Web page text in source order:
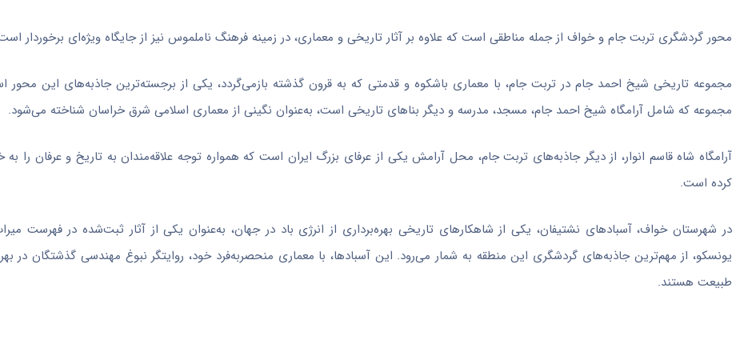
محور گردشگری تربت جام وخواف از جمله مناطقی است که علاوه بر آثار تاریخی و معماری، در زمینه فرهنگ ناملموس نیز از جایگاه ویژه‌ای برخوردار
مجموعه تاریخی شیخ احمد جام در تربت جام، با معماری باشکوه و قدمتی که به قرون گذشته بازمی‌گردد، یکی از برجسته‌ترین جاذبه‌های این محور
مجموعه که شامل آرامگاه شیخ احمد جام، مسجد، مدرسه و دیگر بناهای تاریخی است، به‌عنوان نگینی از معماری اسلامی شرق خراسان شناخته می‌شود.
آرامگاه شاه قاسم انوار، از دیگر جاذبه‌های تربت جام، محل آرامش یکی از عرفای بزرگ ایران است که همواره توجه علاقه‌مندان به تاریخ و عرفان را
کرده است.
در شهرستانخواف،آسبادهای نشتیفان، یکی از شاهکارهای تاریخی بهره‌برداری از انرژی باد در جهان، به‌عنوان یکی از آثار ثبت‌شده در فهرست
یونسکو، از مهم‌ترین جاذبه‌های گردشگری این منطقه به شمار می‌رود. این آسبادها، با معماری منحصربه‌فرد خود، روایتگر نبوغ مهندسی گذشتگان در
طبیعت هستند.